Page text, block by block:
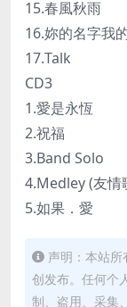
15.春風秋雨
16.妳的名字我
17.Talk
CD3
1.愛是永恆
2.祝福
3.Band Solo
4.Medley (友情
5.如果．愛
声明：本站
创发布。任何个
制、盗用、采集